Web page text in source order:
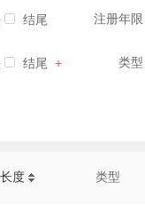
结尾 注册年
结尾 + 类
长度 类型